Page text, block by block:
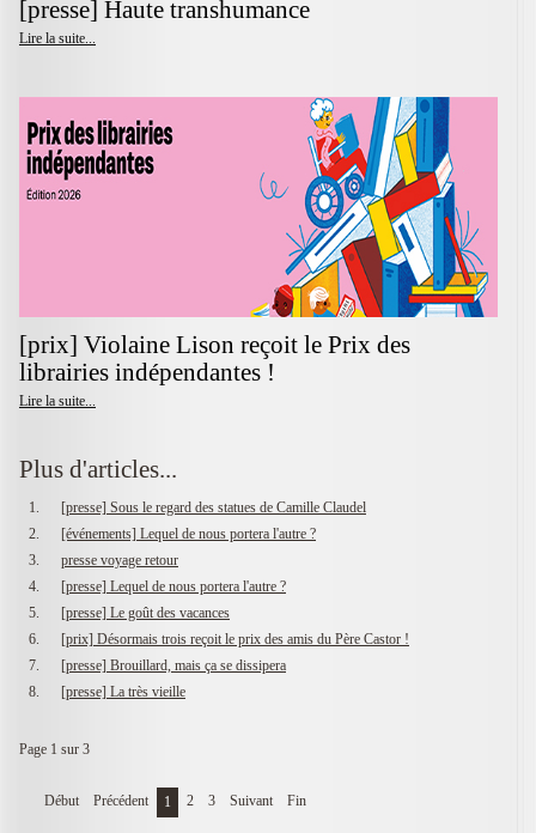
[presse] Haute transhumance
Lire la suite...
[prix] Violaine Lison reçoit le Prix des
librairies indépendantes !
Lire la suite...
Plus d'articles...
[presse] Sous le regard des statues de Camille Claudel
[événements] Lequel de nous portera l'autre ?
presse voyage retour
[presse] Lequel de nous portera l'autre ?
[presse] Le goût des vacances
[prix] Désormais trois reçoit le prix des amis du Père Castor !
[presse] Brouillard, mais ça se dissipera
[presse] La très vieille
Page 1 sur 3
Début Précédent 1 2 3 Suivant Fin